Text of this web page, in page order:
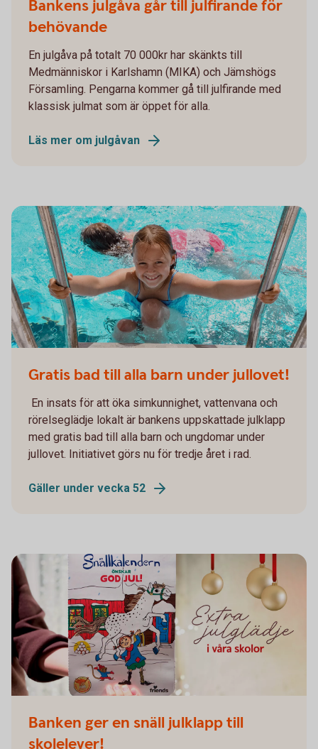
Bankens julgåva går till julfirande för
behövande
En julgåva på totalt 70 000kr har skänkts till
Medmänniskor i Karlshamn (MIKA) och Jämshögs
Församling. Pengarna kommer gå till julfirande med
klassisk julmat som är öppet för alla.
Läs mer om julgåvan
Gratis bad till alla barn under jullovet!
En insats för att öka simkunnighet, vattenvana och
rörelseglädje lokalt är bankens uppskattade julklapp
med gratis bad till alla barn och ungdomar under
jullovet. Initiativet görs nu för tredje året i rad.
Gäller under vecka 52
Banken ger en snäll julklapp till
skolelever!